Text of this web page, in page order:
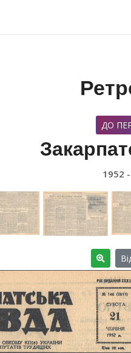
ДО
1952